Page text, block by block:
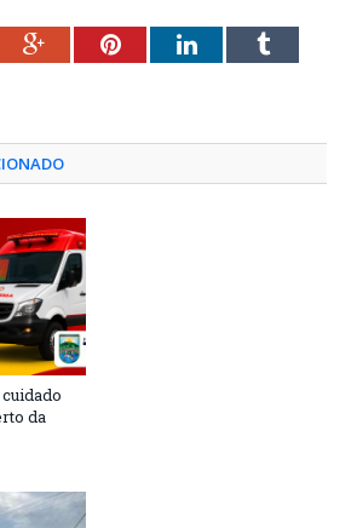
Google+PinterestLinkedInTumblr
da